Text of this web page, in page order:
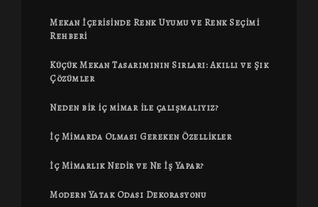
Mekan İçerisinde Renk Uyumu ve Renk Seçimi
Rehberi
Küçük Mekan Tasarımının Sırları: Akıllı ve Şık
Çözümler
Neden bir iç mimar ile çalışmalıyız?
İç Mimarda Olması Gereken Özellikler
İç Mimarlık Nedir ve Ne İş Yapar?
Modern Yatak Odası Dekorasyonu